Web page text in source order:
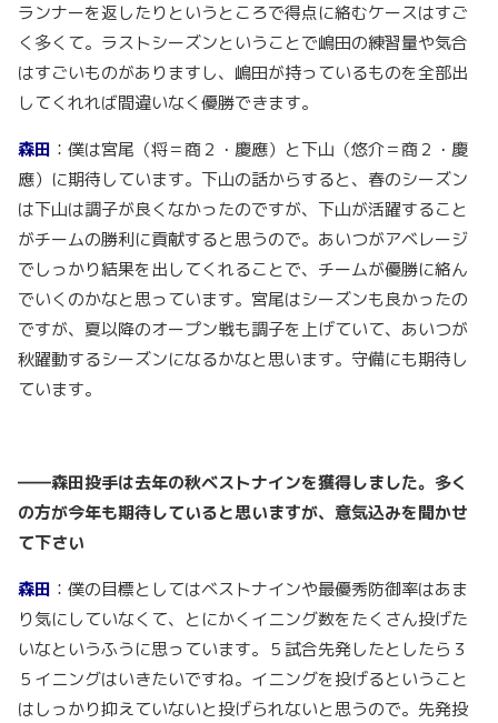
ランナーを返したりというところで得点に絡むケースはすご
く多くて。ラストシーズンということで嶋田の練習量や気合
はすごいものがありますし、嶋田が持っているものを全部出
してくれれば間違いなく優勝できます。
森田 ：僕は宮尾（将＝商２・慶應）と下山（悠介＝商２・慶
應）に期待しています。下山の話からすると、春のシーズン
は下山は調子が良くなかったのですが、下山が活躍すること
がチームの勝利に貢献すると思うので。あいつがアベレージ
でしっかり結果を出してくれることで、チームが優勝に絡ん
でいくのかなと思っています。宮尾はシーズンも良かったの
ですが、夏以降のオープン戦も調子を上げていて、あいつが
秋躍動するシーズンになるかなと思います。守備にも期待し
ています。
――森田投手は去年の秋ベストナインを獲得しました。多く
の方が今年も期待していると思いますが、意気込みを聞かせ
て下さい
森田 ：僕の目標としてはベストナインや最優秀防御率はあま
り気にしていなくて、とにかくイニング数をたくさん投げた
いなというふうに思っています。５試合先発したとしたら３
５イニングはいきたいですね。イニングを投げるということ
はしっかり抑えていないと投げられないと思うので。先発投